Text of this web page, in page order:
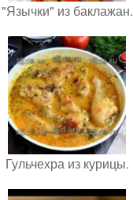
"Язычки" из баклажан.
Гульчехра из курицы.